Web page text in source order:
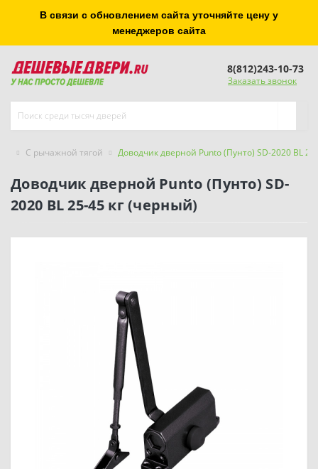
В связи с обновлением сайта уточняйте цену у
менеджеров сайта
8(812)243-10-73
Заказать звонок
С рычажной тягой Доводчик дверной Punto (Пунто) SD-2020 BL
Доводчик дверной Punto (Пунто) SD-
2020 BL 25-45 кг (черный)